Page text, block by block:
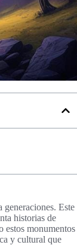
generaciones. Este
historias de
estos monumentos
y cultural que